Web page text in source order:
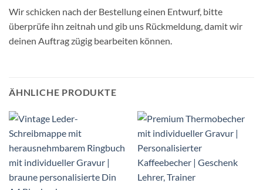
Wir schicken nach der Bestellung einen Entwurf, bitte
überprüfe ihn zeitnah und gib uns Rückmeldung, damit wir
deinen Auftrag zügig bearbeiten können.
ÄHNLICHE PRODUKTE